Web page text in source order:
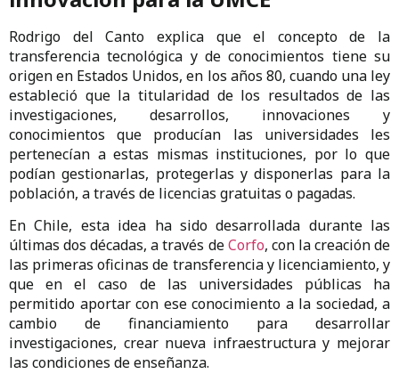
Rodrigo del Canto explica que el concepto de la
transferencia tecnológica y de conocimientos tiene su
origen en Estados Unidos, en los años 80, cuando una ley
estableció que la titularidad de los resultados de las
investigaciones, desarrollos, innovaciones y
conocimientos que producían las universidades les
pertenecían a estas mismas instituciones, por lo que
podían gestionarlas, protegerlas y disponerlas para la
población, a través de licencias gratuitas o pagadas.
En Chile, esta idea ha sido desarrollada durante las
últimas dos décadas, a través deCorfo, con la creación de
las primeras oficinas de transferencia y licenciamiento, y
que en el caso de las universidades públicas ha
permitido aportar con ese conocimiento a la sociedad, a
cambio de financiamiento para desarrollar
investigaciones, crear nueva infraestructura y mejorar
las condiciones de enseñanza.